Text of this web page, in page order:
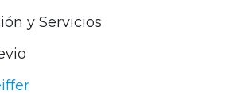
y Servicios